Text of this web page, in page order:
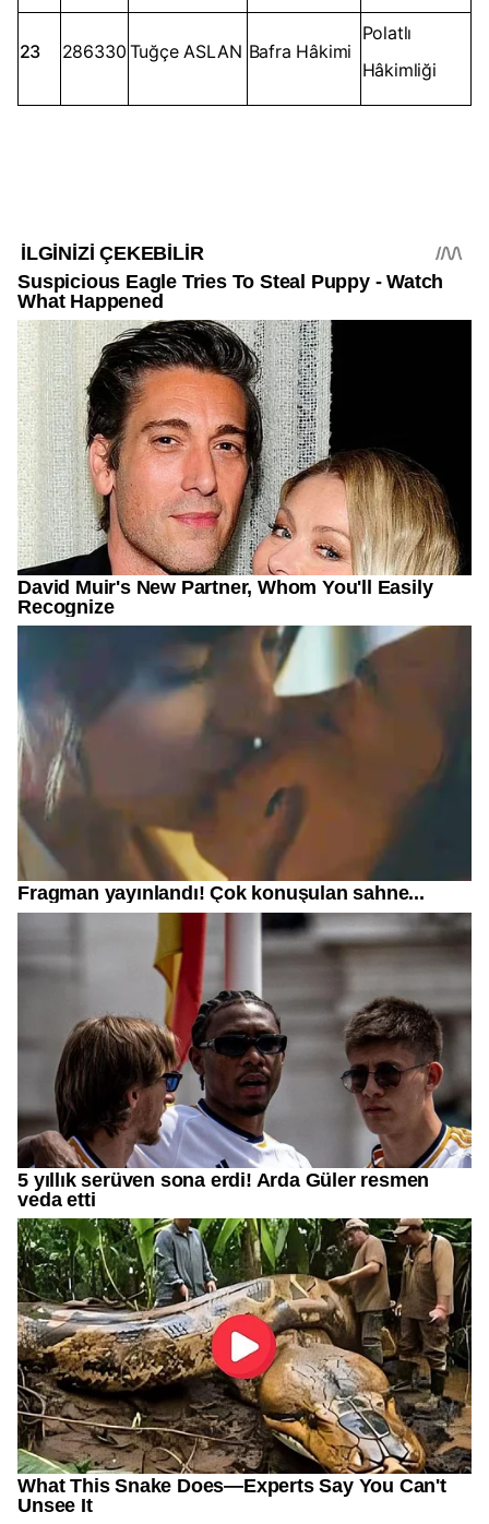
23 286330 Tuğçe ASLAN Bafra Hâkimi
Polatlı
Hâkimliği